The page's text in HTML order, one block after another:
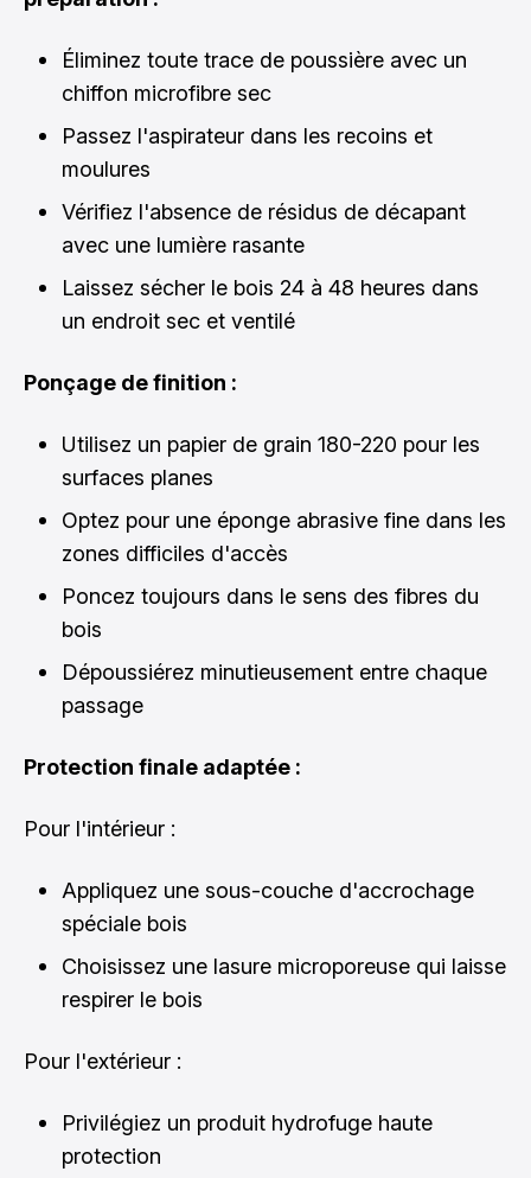
Éliminez toute trace de poussière avec un
chiffon microfibre sec
Passez l'aspirateur dans les recoins et
moulures
Vérifiez l'absence de résidus de décapant
avec une lumière rasante
Laissez sécher le bois 24 à 48 heures dans
un endroit sec et ventilé
Ponçage de finition :
Utilisez un papier de grain 180-220 pour les
surfaces planes
Optez pour une éponge abrasive fine dans les
zones difficiles d'accès
Poncez toujours dans le sens des fibres du
bois
Dépoussiérez minutieusement entre chaque
passage
Protection finale adaptée :
Pour l'intérieur :
Appliquez une sous-couche d'accrochage
spéciale bois
Choisissez une lasure microporeuse qui laisse
respirer le bois
Pour l'extérieur :
Privilégiez un produit hydrofuge haute
protection